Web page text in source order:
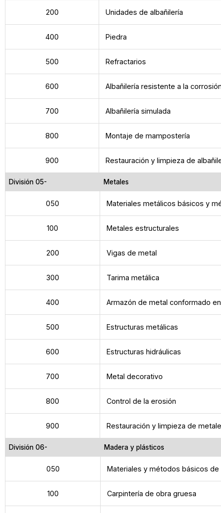
200 Unidades de albañilería
400 Piedra
500 Refractarios
600 Albañilería resistente a la
700 Albañilería simulada
800 Montaje de mampostería
900 Restauración y limpieza de
División 05- Metales
050 Materiales metálicos básicos y
100 Metales estructurales
200 Vigas de metal
300 Tarima metálica
400 Armazón de metal conformado
500 Estructuras metálicas
600 Estructuras hidráulicas
700 Metal decorativo
800 Control de la erosión
900 Restauración y limpieza de
División 06- Madera y plásticos
050 Materiales y métodos básicos
100 Carpintería de obra gruesa